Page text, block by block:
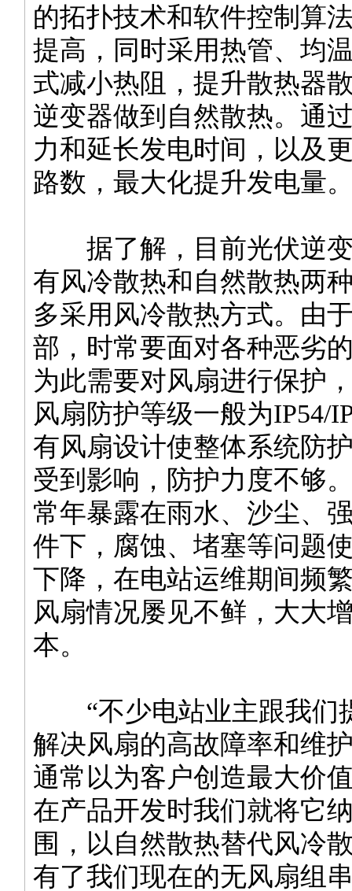
的拓扑技术和软件控制算
提高，同时采用热管、均
式减小热阻，提升散热器
逆变器做到自然散热。通
力和延长发电时间，以及
路数，最大化提升发电量
据了解，目前光伏逆变
有风冷散热和自然散热两
多采用风冷散热方式。由
部，时常要面对各种恶劣
为此需要对风扇进行保护
风扇防护等级一般为IP54/
有风扇设计使整体系统防
受到影响，防护力度不够
常年暴露在雨水、沙尘、
件下，腐蚀、堵塞等问题
下降，在电站运维期间频
风扇情况屡见不鲜，大大
本。
“不少电站业主跟我们
解决风扇的高故障率和维
通常以为客户创造最大价
在产品开发时我们就将它
围，以自然散热替代风冷
有了我们现在的无风扇组